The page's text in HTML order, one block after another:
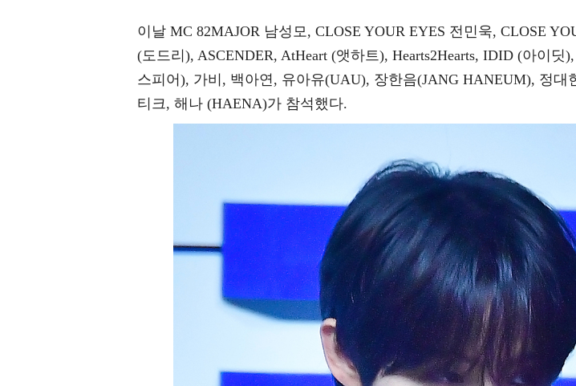
이날 MC 82MAJOR 남성모, CLOSE YOUR EYES 전민욱, CLOSE
(도드리), ASCENDER, AtHeart (앳하트), Hearts2Hearts, IDID (아이딧
스피어), 가비, 백아연, 유아유(UAU), 장한음(JANG HANEUM), 정대
티크, 해나 (HAENA)가 참석했다.